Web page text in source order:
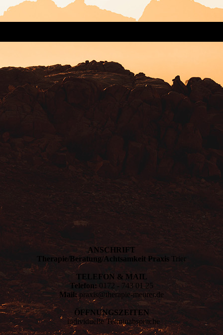
ANSCHRIFT
Therapie/Beratung/Achtsamkeit Praxis Trier
TELEFON & MAIL
Telefon: 0172 - 743 01 25
Mail: praxis@therapie-meurer.de
ÖFFNUNGSZEITEN
individuelle Terminabsprache